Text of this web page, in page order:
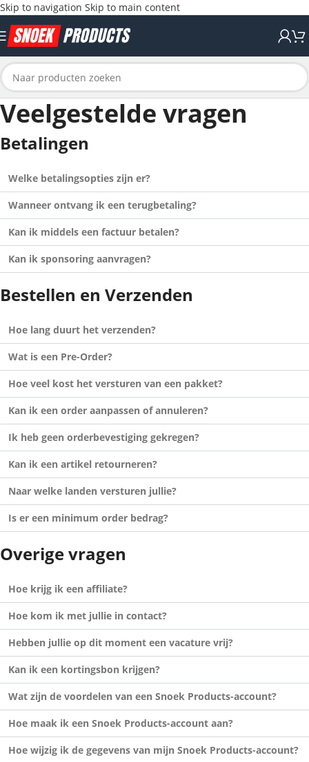
Skip to navigation Skip to main content
Veelgestelde vragen
Betalingen
Welke betalingsopties zijn er?
Wanneer ontvang ik een terugbetaling?
Kan ik middels een factuur betalen?
Kan ik sponsoring aanvragen?
Bestellen en Verzenden
Hoe lang duurt het verzenden?
Wat is een Pre-Order?
Hoe veel kost het versturen van een pakket?
Kan ik een order aanpassen of annuleren?
Ik heb geen orderbevestiging gekregen?
Kan ik een artikel retourneren?
Naar welke landen versturen jullie?
Is er een minimum order bedrag?
Overige vragen
Hoe krijg ik een affiliate?
Hoe kom ik met jullie in contact?
Hebben jullie op dit moment een vacature vrij?
Kan ik een kortingsbon krijgen?
Wat zijn de voordelen van een Snoek Products-account?
Hoe maak ik een Snoek Products-account aan?
Hoe wijzig ik de gegevens van mijn Snoek Products-account?